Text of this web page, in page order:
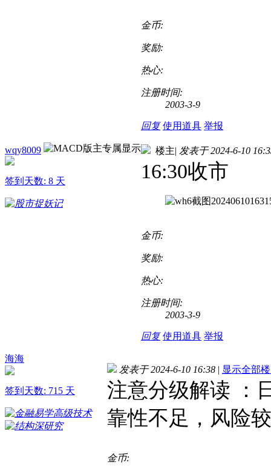
金币:
奖励:
热心:
注册时间:
2003-3-9
回复 使用道具 举报
wqy8009
签到天数: 8 天
楼主| 发表于 2024-6-10
16:30收市
金币:
奖励:
热心:
注册时间:
2003-3-9
回复 使用道具 举报
海海
签到天数: 715 天
发表于 2024-6-10 16:38 | 显示全部
注意分级解读 ：
靠性不足，风险
金币: